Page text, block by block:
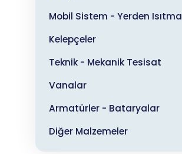
Mobil Sistem - Yerden Isıtma
Kelepçeler
Teknik - Mekanik Tesisat
Vanalar
Armatürler - Bataryalar
Diğer Malzemeler